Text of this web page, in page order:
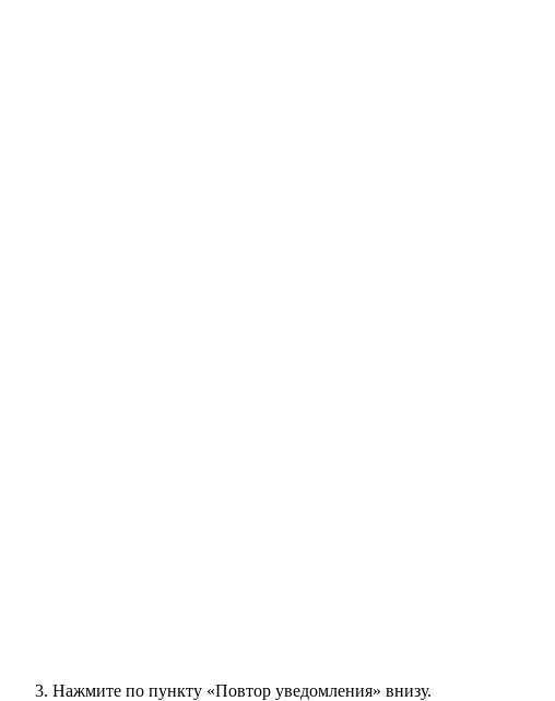
Нажмите по пункту «Повтор уведомления» внизу.